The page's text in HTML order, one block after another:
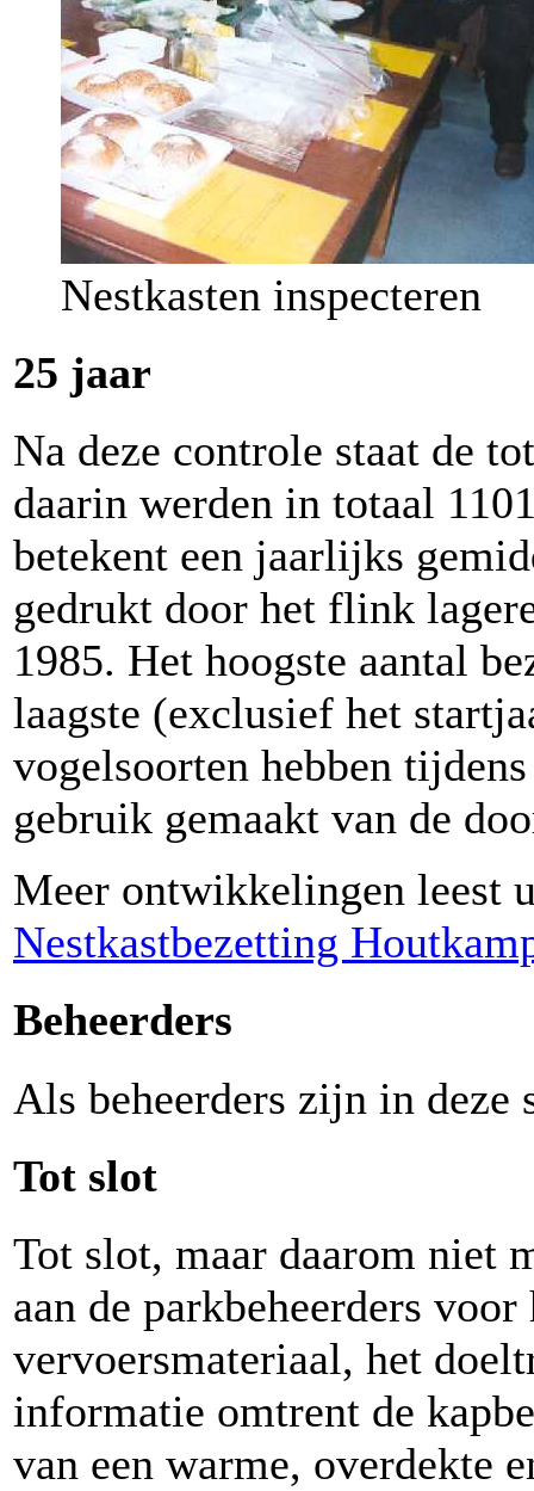
Nestkasten inspecteren
25 jaar
Na deze controle staat de
daarin werden in totaal
betekent een jaarlijks
gedrukt door het flink
1985. Het hoogste aantal
laagste (exclusief het
vogelsoorten hebben
gebruik gemaakt van de
Meer ontwikkelingen leest
Nestkastbezetting
Beheerders
Als beheerders zijn in deze
Tot slot
Tot slot, maar daarom niet
aan de parkbeheerders
vervoersmateriaal, het
informatie omtrent de
van een warme, overdekte